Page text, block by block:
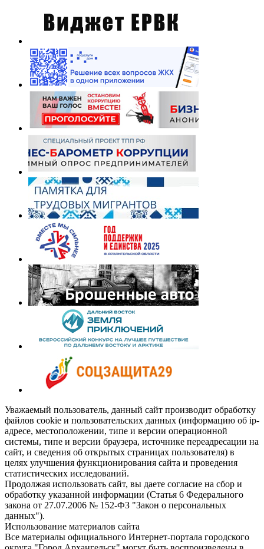
Уважаемый пользователь, данный сайт производит обработку
файлов cookie и пользовательских данных (информацию об ip-
адресе, местоположении, типе и версии операционной
системы, типе и версии браузера, источнике переадресации на
сайт, и сведения об открытых страницах пользователя) в
целях улучшения функционирования сайта и проведения
статистических исследований.
Продолжая использовать сайт, вы даете согласие на сбор и
обработку указанной информации (Статья 6 Федерального
закона от 27.07.2006 № 152-ФЗ "Закон о персональных
данных").
Использование материалов сайта
Все материалы официального Интернет-портала городского